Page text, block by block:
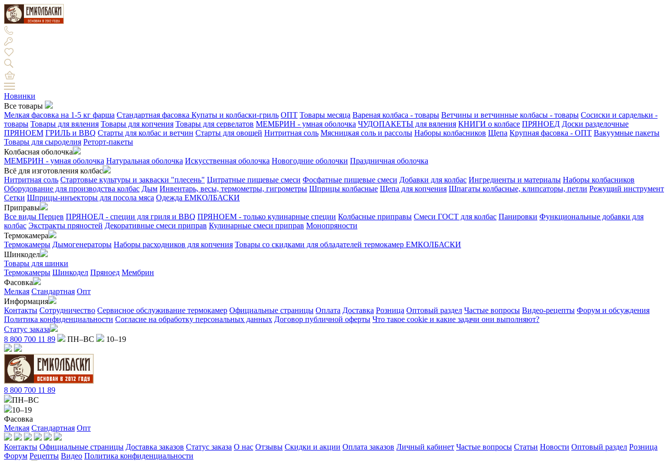
Новинки
Все товары
Мелкая фасовка на 1-5 кг фарша Стандартная фасовка Купаты и колбаски-гриль ОПТ Товары месяца Вареная колбаса - товары Ветчины и ветчинные колбасы - товары Сосиски и сардельки -
товары Товары для вяления Товары для копчения Товары для сервелатов МЕМБРИН - умная оболочка ЧУДОПАКЕТЫ для вяления КНИГИ о колбасе ПРЯНОЕД Доски разделочные
ПРЯНОЕМ ГРИЛЬ и BBQ Старты для колбас и ветчин Старты для овощей Нитритная соль Мясницкая соль и рассолы Наборы колбасников Щепа Крупная фасовка - ОПТ Вакуумные пакеты
Товары для сыроделия Реторт-пакеты
Колбасная оболочка
МЕМБРИН - умная оболочка Натуральная оболочка Искусственная оболочка Новогодние оболочки Праздничная оболочка
Всё для изготовления колбас
Нитритная соль Стартовые культуры и закваски "плесень" Цитратные пищевые смеси Фосфатные пищевые смеси Добавки для колбас Ингредиенты и материалы Наборы колбасников
Оборудование для производства колбас Дым Инвентарь, весы, термометры, гигрометры Шприцы колбасные Щепа для копчения Шпагаты колбасные, клипсаторы, петли Режущий инструмент
Сетки Шприцы-инъекторы для посола мяса Одежда ЕМКОЛБАСКИ
Приправы
Все виды Перцев ПРЯНОЕД - специи для гриля и BBQ ПРЯНОЕМ - только кулинарные специи Колбасные приправы Смеси ГОСТ для колбас Панировки Функциональные добавки для
колбас Экстракты пряностей Декоративные смеси приправ Кулинарные смеси приправ Монопряности
Термокамера
Термокамеры Дымогенераторы Наборы расходников для копчения Товары со скидками для обладателей термокамер ЕМКОЛБАСКИ
Шинкодел
Товары для шинки
Термокамеры Шинкодел Пряноед Мембрин
Фасовка
Мелкая Стандартная Опт
Информация
Контакты Сотрудничество Сервисное обслуживание термокамер Официальные страницы Оплата Доставка Розница Оптовый раздел Частые вопросы Видео-рецепты Форум и обсуждения
Политика конфиденциальности Согласие на обработку персональных данных Договор публичной оферты Что такое cookie и какие задачи они выполняют?
Статус заказа
8 800 700 11 89
ПН–ВС 10–19
8 800 700 11 89
ПН–ВС
10–19
Фасовка
Мелкая Стандартная Опт
Контакты Официальные страницы Доставка заказов Статус заказа О нас Отзывы Скидки и акции Оплата заказов Личный кабинет Частые вопросы Статьи Новости Оптовый раздел Розница
Форум Рецепты Видео Политика конфиденциальности